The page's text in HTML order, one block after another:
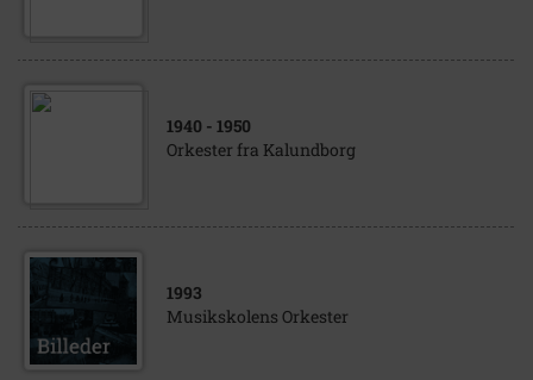
1940 - 1950
Orkester fra Kalundborg
1993
Musikskolens Orkester